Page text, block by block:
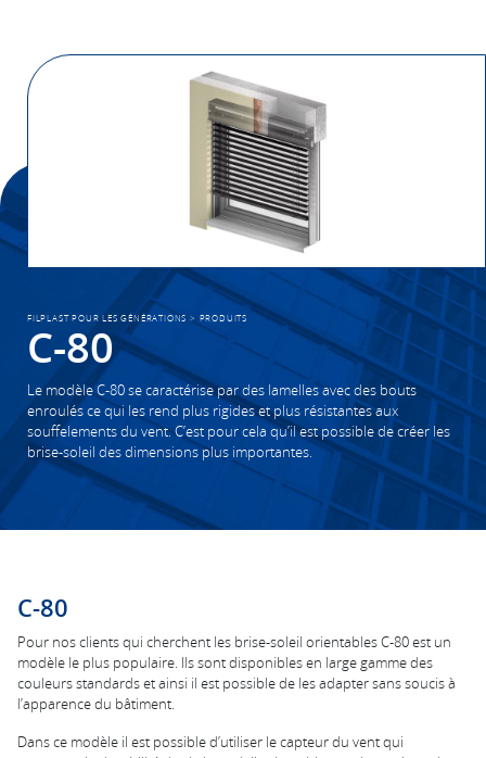
FILPLAST POUR LES GÉNÉRATIONS > PRODUITS
C-80
Le modèle C-80 se caractérise par des lamelles avec des bouts
enroulés ce qui les rend plus rigides et plus résistantes aux
souffelements du vent. C’est pour cela qu’il est possible de créer les
brise-soleil des dimensions plus importantes.
C-80
Pour nos clients qui cherchent les brise-soleil orientables C-80 est un
modèle le plus populaire. Ils sont disponibles en large gamme des
couleurs standards et ainsi il est possible de les adapter sans soucis à
l’apparence du bâtiment.
Dans ce modèle il est possible d’utiliser le capteur du vent qui